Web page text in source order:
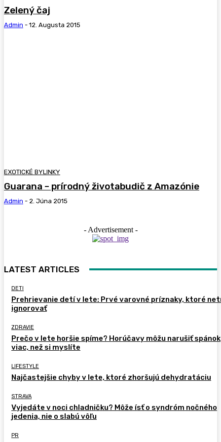
Zelený čaj
Admin - 12. Augusta 2015
EXOTICKÉ BYLINKY
Guarana – prírodný životabudič z Amazónie
Admin - 2. Júna 2015
- Advertisement -
LATEST ARTICLES
DETI
Prehrievanie detí v lete: Prvé varovné príznaky, ktoré
ignorovať
ZDRAVIE
Prečo v lete horšie spíme? Horúčavy môžu narušiť spánok
viac, než si myslíte
LIFESTYLE
Najčastejšie chyby v lete, ktoré zhoršujú dehydratáciu
STRAVA
Vyjedáte v noci chladničku? Môže ísť o syndróm nočného
jedenia, nie o slabú vôľu
PR